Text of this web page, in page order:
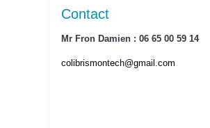
Contact
Mr Fron Damien : 06 65 00 59 14
colibrismontech@gmail.com